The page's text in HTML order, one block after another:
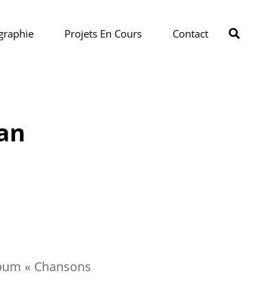
Projets En Cours Contact
« Chansons